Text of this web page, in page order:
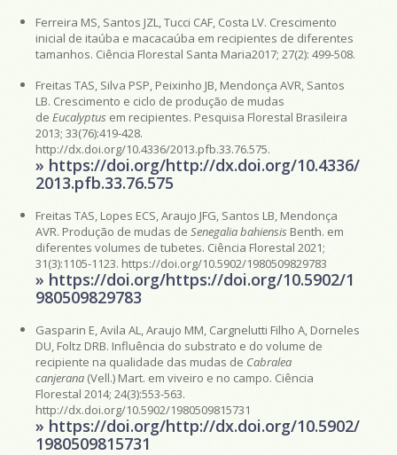
Ferreira MS, Santos JZL, Tucci CAF, Costa LV. Crescimento
inicial de itaúba e macacaúba em recipientes de diferentes
tamanhos. Ciência Florestal Santa Maria2017; 27(2): 499-508.
Freitas TAS, Silva PSP, Peixinho JB, Mendonça AVR, Santos
LB. Crescimento e ciclo de produção de mudas
de Eucalyptus em recipientes. Pesquisa Florestal Brasileira
2013; 33(76):419-428.
http://dx.doi.org/10.4336/2013.pfb.33.76.575.
» https://doi.org/http://dx.doi.org/10.4336/
2013.pfb.33.76.575
Freitas TAS, Lopes ECS, Araujo JFG, Santos LB, Mendonça
AVR. Produção de mudas de Senegalia bahiensis Benth. em
diferentes volumes de tubetes. Ciência Florestal 2021;
31(3):1105-1123. https://doi.org/10.5902/1980509829783
» https://doi.org/https://doi.org/10.5902/1
980509829783
Gasparin E, Avila AL, Araujo MM, Cargnelutti Filho A, Dorneles
DU, Foltz DRB. Influência do substrato e do volume de
recipiente na qualidade das mudas de Cabralea
canjerana (Vell.) Mart. em viveiro e no campo. Ciência
Florestal 2014; 24(3):553-563.
http://dx.doi.org/10.5902/1980509815731
» https://doi.org/http://dx.doi.org/10.5902/
1980509815731